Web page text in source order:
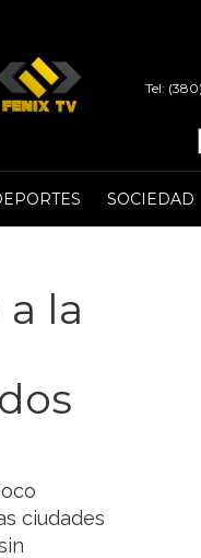
Tel:
SOCIEDAD
la
ciudades